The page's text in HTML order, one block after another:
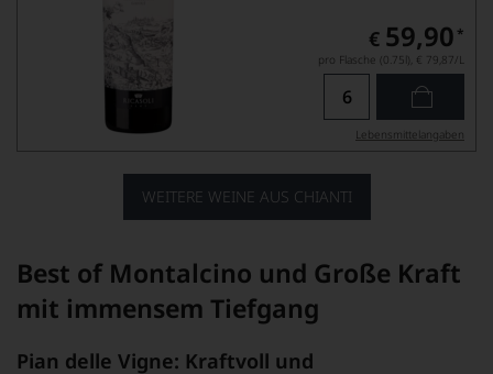
WEITERE WEINE AUS CHIANTI
€ 59,90 *
pro Flasche (0.75l), € 79,87/L
Lebensmittel­angaben
Best of Montalcino und Große Kraft
mit immensem Tiefgang
Pian delle Vigne: Kraftvoll und